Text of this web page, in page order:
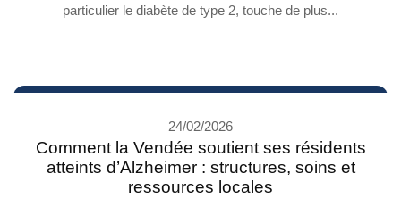
particulier le diabète de type 2, touche de plus...
24/02/2026
Comment la Vendée soutient ses résidents
atteints d’Alzheimer : structures, soins et
ressources locales